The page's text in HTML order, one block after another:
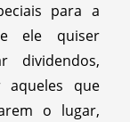
para a
ele quiser
dividendos,
que
o lugar,